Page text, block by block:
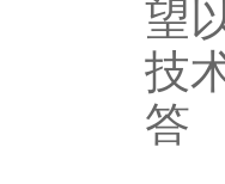
望
技
答